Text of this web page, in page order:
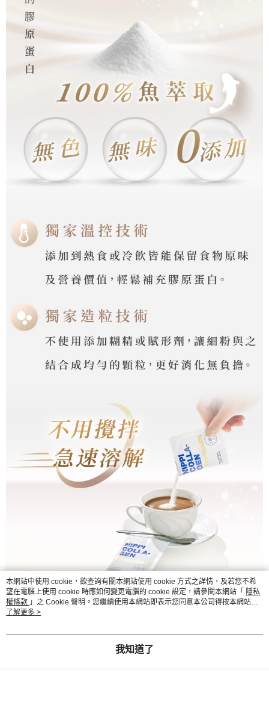
本網站中使用 cookie，欲查詢有關本網站使用 cookie 方式之詳情，及若您不希
望在電腦上使用 cookie 時應如何變更電腦的 cookie 設定，請參閱本網站「 隱私
權條款 」之 Cookie 聲明。您繼續使用本網站即表示您同意本公司得按本網站使
用條款之 Cookie 聲明使用 cookie。
了解更多 >
我知道了